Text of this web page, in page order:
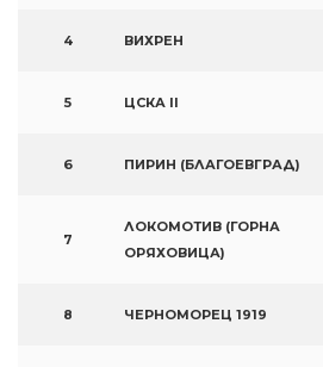
4 ВИХРЕН
5 ЦСКА II
6 ПИРИН (БЛАГОЕВГРАД)
7
ЛОКОМОТИВ (ГОРНА
ОРЯХОВИЦА)
8 ЧЕРНОМОРЕЦ 1919